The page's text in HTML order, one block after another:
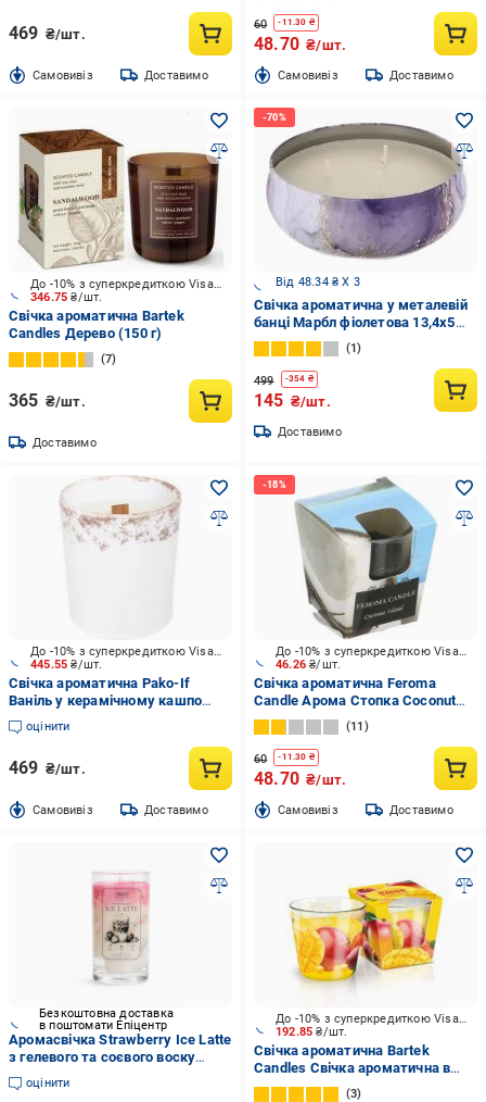
469 ₴/шт.
Cамовивіз Доставимо
60 -11.30 ₴
48.70 ₴/шт.
Cамовивіз Доставимо
346.75₴/шт.
До -10% з суперкредиткою Visa Вигода
Свічка ароматична Bartek
Candles Дерево (150 г)
7
365 ₴/шт.
Доставимо
Від 48.34 ₴ X 3
Свічка ароматична у металевій
банці Марбл фіолетова 13,4x5
см
1
499 -354 ₴
145 ₴/шт.
Доставимо
445.55₴/шт.
До -10% з суперкредиткою Visa Вигода
Свічка ароматична Pako-If
Ваніль у керамічному кашпо
85х120 мм
оцінити
469 ₴/шт.
Cамовивіз Доставимо
46.26₴/шт.
До -10% з суперкредиткою Visa Вигода
Свічка ароматична Feroma
Candle Арома Стопка Coconut
island
11
60 -11.30 ₴
48.70 ₴/шт.
Cамовивіз Доставимо
Безкоштовна доставка
в поштомати Епіцентр
Аромасвічка Strawberry Ice Latte
з гелевого та соєвого воску
аромат полуниця з вершками
(00065)
оцінити
192.85₴/шт.
До -10% з суперкредиткою Visa Вигода
Свічка ароматична Bartek
Candles Свічка ароматична в
склі Манго (Скло 115г)
3